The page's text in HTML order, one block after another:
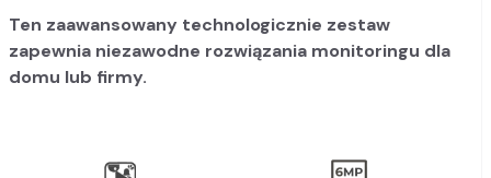
Ten zaawansowany technologicznie zestaw
zapewnia niezawodne rozwiązania monitoringu dla
domu lub firmy.